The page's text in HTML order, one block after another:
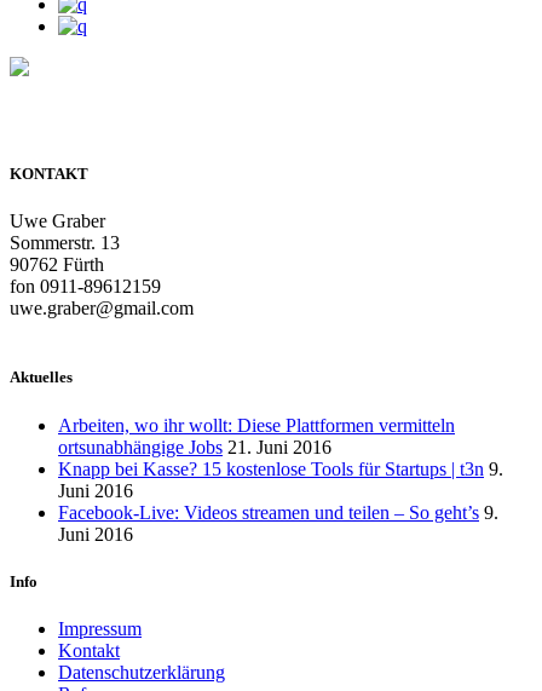
Gallery With Frame
KONTAKT
Uwe Graber
Sommerstr. 13
90762 Fürth
fon 0911-89612159
uwe.graber@gmail.com
Aktuelles
Arbeiten, wo ihr wollt: Diese Plattformen vermitteln
ortsunabhängige Jobs 21. Juni 2016
Knapp bei Kasse? 15 kostenlose Tools für Startups | t3n 9.
Juni 2016
Facebook-Live: Videos streamen und teilen – So geht’s 9.
Juni 2016
Info
Impressum
Kontakt
Datenschutzerklärung